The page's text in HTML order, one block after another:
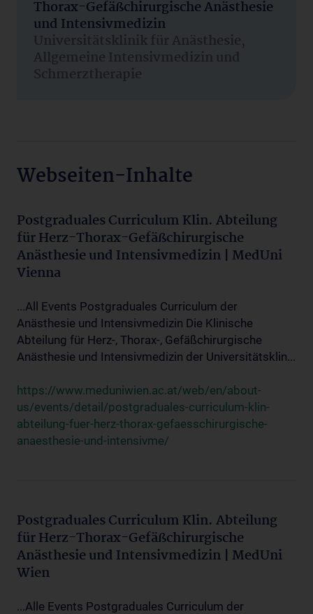
Thorax-Gefäßchirurgische Anästhesie
und Intensivmedizin
Universitätsklinik für Anästhesie,
Allgemeine Intensivmedizin und
Schmerztherapie
Webseiten-Inhalte
Postgraduales Curriculum Klin. Abteilung
für Herz-Thorax-Gefäßchirurgische
Anästhesie und Intensivmedizin | MedUni
Vienna
...All Events Postgraduales Curriculum der
Anästhesie und Intensivmedizin Die Klinische
Abteilung für Herz-, Thorax-, Gefäßchirurgische
Anästhesie und Intensivmedizin der Universitätsklin...
https://www.meduniwien.ac.at/web/en/about-
us/events/detail/postgraduales-curriculum-klin-
abteilung-fuer-herz-thorax-gefaesschirurgische-
anaesthesie-und-intensivme/
Postgraduales Curriculum Klin. Abteilung
für Herz-Thorax-Gefäßchirurgische
Anästhesie und Intensivmedizin | MedUni
Wien
...Alle Events Postgraduales Curriculum der